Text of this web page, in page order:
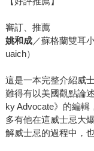
審訂、推薦
姚和成／蘇格蘭雙耳
uaich）
這是一本完整介紹威
難得有以美國觀點論
ky Advocate》的編輯
多有他在這威士忌大
解威士忌的過程中，